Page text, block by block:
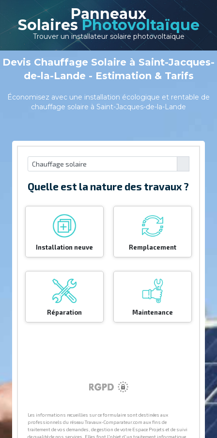
Panneaux
Solaires Photovoltaïque
Trouver un installateur solaire photovoltaïque
Devis Chauffage Solaire à Saint-Jacques-
de-la-Lande - Estimation & Tarifs
Économisez avec une installation écologique et rentable de
chauffage solaire à Saint-Jacques-de-la-Lande